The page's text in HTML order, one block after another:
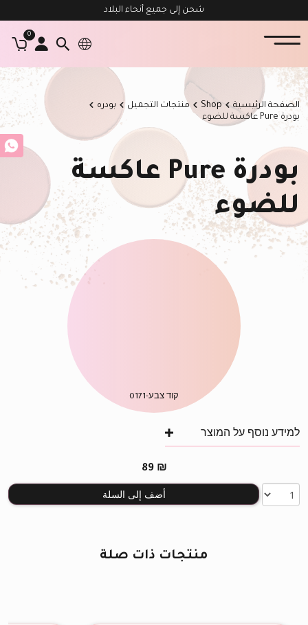
شحن إلى جميع أنحاء البلاد
0
الصفحة الرئيسية Shop منتجات التجميل
بودره
بودرة Pure عاكسة للضوء
بودرة Pure عاكسة
للضوء
קוד צבע-0171
למידע נוסף על המוצר
89 ₪
أضف إلى السلة
منتجات ذات صلة